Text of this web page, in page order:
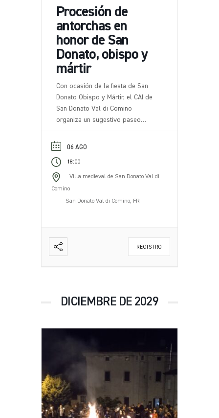
Procesión de
antorchas en
honor de San
Donato, obispo y
mártir
Con ocasión de la fiesta de San
Donato Obispo y Mártir, el CAI de
San Donato Val di Comino
organiza un sugestivo paseo
incluye un paseo nocturno por los
iluminados con antorchas,
creando una atmósfera única y
evocadora. Al final del recorrido,
en un mirador panorámico, una
06 AGO
18:00
Villa medieval de San Donato Val di
Comino
San Donato Val di Comino, FR
REGISTRO
DICIEMBRE DE 2029